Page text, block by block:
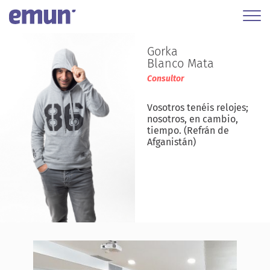
Gorka
Blanco Mata
Consultor
Vosotros tenéis relojes;
nosotros, en cambio,
tiempo. (Refrán de
Afganistán)